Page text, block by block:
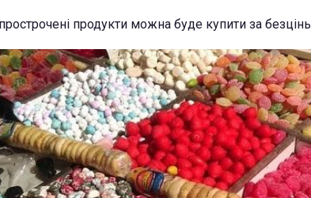
продукти можна буде купити за безцінь